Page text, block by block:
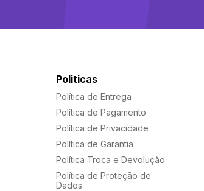
Politicas
Política de Entrega
Política de Pagamento
Política de Privacidade
Política de Garantia
Política Troca e Devolução
Política de Proteção de
Dados